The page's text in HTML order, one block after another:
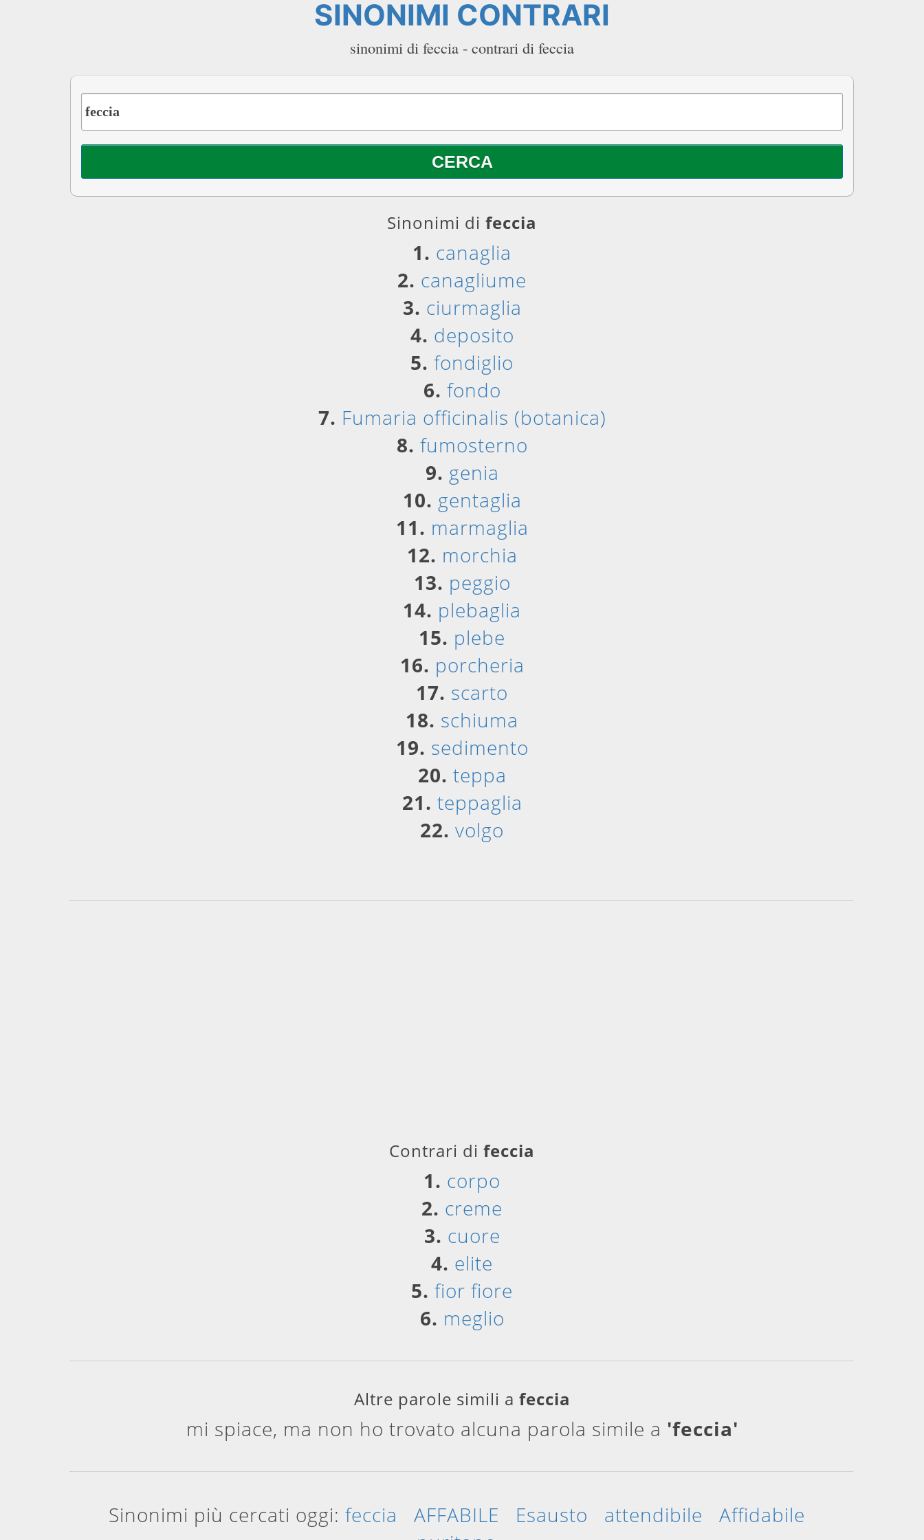
SINONIMI CONTRARI
sinonimi di feccia - contrari di feccia
Sinonimi di feccia
1. canaglia
2. canagliume
3. ciurmaglia
4. deposito
5. fondiglio
6. fondo
7. Fumaria officinalis (botanica)
8. fumosterno
9. genia
10. gentaglia
11. marmaglia
12. morchia
13. peggio
14. plebaglia
15. plebe
16. porcheria
17. scarto
18. schiuma
19. sedimento
20. teppa
21. teppaglia
22. volgo
Contrari di feccia
1. corpo
2. creme
3. cuore
4. elite
5. fior fiore
6. meglio
Altre parole simili a feccia
mi spiace, ma non ho trovato alcuna parola simile a 'feccia'
Sinonimi più cercati oggi: feccia AFFABILE Esausto attendibile
Affidabile